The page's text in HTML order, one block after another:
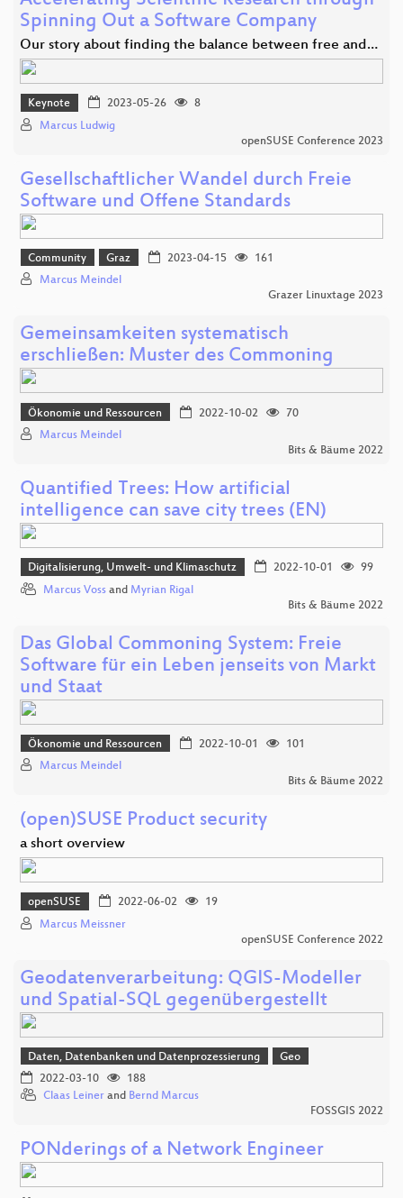
Spinning Out a Software Company
Our story about finding the balance between free and…
Keynote 2023-05-26
8
Marcus Ludwig
openSUSE Conference 2023
Gesellschaftlicher Wandel durch Freie
Software und Offene Standards
Community Graz 2023-04-15
161
Marcus Meindel
Grazer Linuxtage 2023
Gemeinsamkeiten systematisch
erschließen: Muster des Commoning
Ökonomie und Ressourcen 2022-10-02
70
Marcus Meindel
Bits & Bäume 2022
Quantified Trees: How artificial
intelligence can save city trees (EN)
Digitalisierung, Umwelt- und Klimaschutz 2022-10-01
99
Marcus Voss and Myrian Rigal
Bits & Bäume 2022
Das Global Commoning System: Freie
Software für ein Leben jenseits von Markt
und Staat
Ökonomie und Ressourcen 2022-10-01
101
Marcus Meindel
Bits & Bäume 2022
(open)SUSE Product security
a short overview
openSUSE 2022-06-02
19
Marcus Meissner
openSUSE Conference 2022
Geodatenverarbeitung: QGIS-Modeller
und Spatial-SQL gegenübergestellt
Daten, Datenbanken und Datenprozessierung
Geo
2022-03-10
188
Claas Leiner and Bernd Marcus
FOSSGIS 2022
PONderings of a Network Engineer